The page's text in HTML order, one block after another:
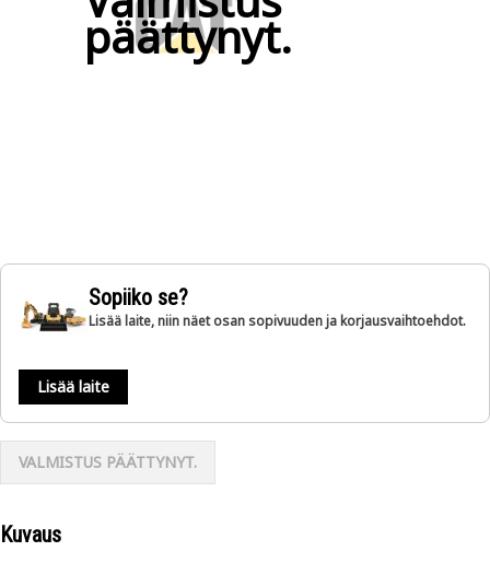
päättynyt.
Sopiiko se?
Lisää laite, niin näet osan sopivuuden ja korjausvaihtoehdot.
Lisää laite
VALMISTUS PÄÄTTYNYT.
Kuvaus